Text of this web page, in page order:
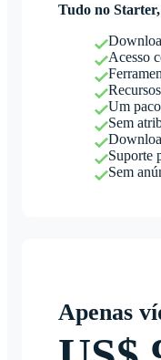
Tudo no
Acesso
Um
Sem
Suporte
Sem
Apenas